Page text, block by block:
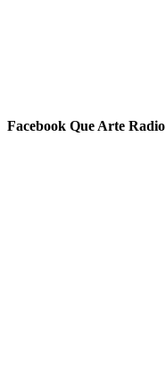
Facebook Que Arte Radio